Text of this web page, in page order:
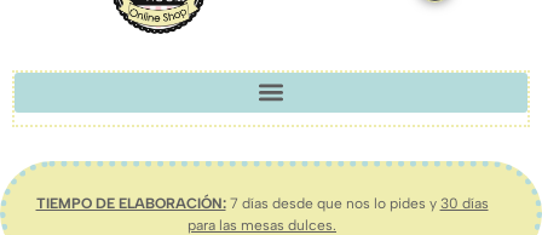
TIEMPO DE ELABORACIÓN:7 días desde que nos lo pides y 30 días
para las mesas dulces.